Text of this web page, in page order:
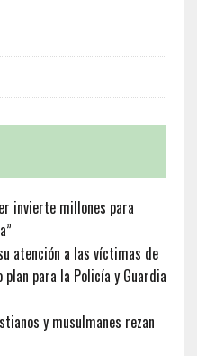
invierte millones para
atención a las víctimas de
para la Policía y Guardia
y musulmanes rezan